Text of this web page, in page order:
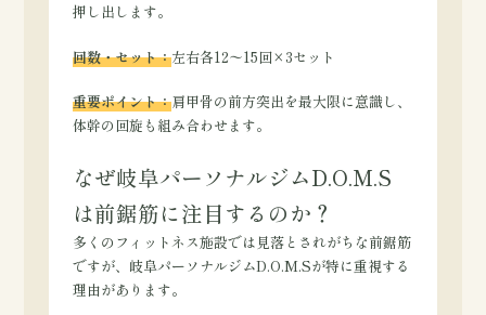
押し出します。
回数・セット：左右各12〜15回×3セット
重要ポイント：肩甲骨の前方突出を最大限に意識し、
体幹の回旋も組み合わせます。
なぜ岐阜パーソナルジムD.O.M.S
は前鋸筋に注目するのか？
多くのフィットネス施設では見落とされがちな前鋸筋
ですが、岐阜パーソナルジムD.O.M.Sが特に重視する
理由があります。